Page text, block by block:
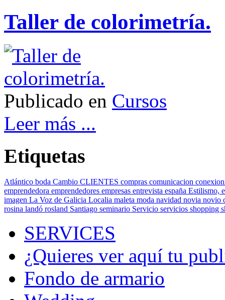
Taller de colorimetría.
Publicado en Cursos
Leer más ...
Etiquetas
Atlántico boda Cambio CLIENTES compras comunicacion
emprendedora emprendedores empresas entrevista españa Estilismo,
imagen La Voz de Galicia Localia maleta moda navidad novia novio
rosina landó rosland Santiago seminario Servicio servicios shopping
SERVICES
¿Quieres ver aquí tu
Fondo de armario